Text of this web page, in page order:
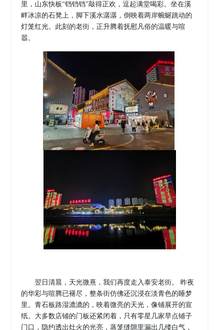
里，山东快板“铛铛铛”敲得正欢，逗起满堂喝彩。坐在溪
畔冰凉的石凳上，脚下溪水潺潺，倒映着两岸蜿蜒跳动的
灯笼红光。此刻的老街，正升腾着抚慰凡俗的温暖与喧
嚣。
翌日清晨，天光微熹，我们再度走入泰安老街。
昨夜
的华彩与喧腾已褪尽，整条街仿佛还沉浸在淡青色的睡梦
里。青石板路湿漉漉的，映着微亮的天光，像铺展开的宣
纸。大多数店铺的门板还紧闭着，只有零星几家早点铺子
门口，隐约透出灶火的光亮，蒸笼缝隙里漏出几缕白气，